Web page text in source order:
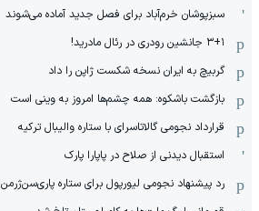
سبزپوشان خرم‌آباد برای فصل جدید آماده می‌شوند
۳+۱ جانشین رودری در رئال مادرید!
گربیچ به ایران نسخه شکست ژاپن را داد
بازگشت باشکوه: همه چشم‌ها امروز به وینی است
قرارداد نجومی گالاتاسرای با ستاره والیبال ترکیه
استقبال دیدنی از صلاح در پاپارا پارک
رد پیشنهاد نجومی لیورپول برای ستاره پاری‌سن‌ژرمن